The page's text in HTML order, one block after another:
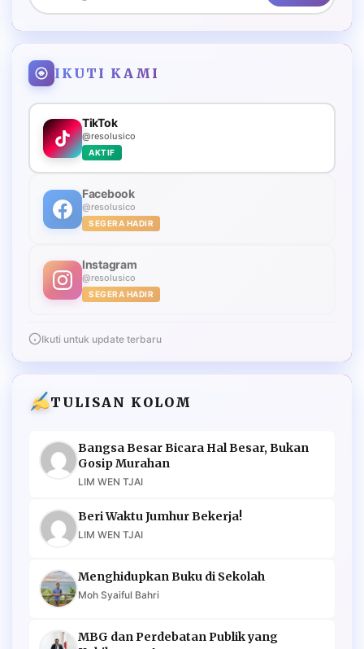
IKUTI KAMI
TikTok
@resolusico
AKTIF
Facebook
@resolusico
SEGERA HADIR
Instagram
@resolusico
SEGERA HADIR
Ikuti untuk update terbaru
TULISAN KOLOM
Bangsa Besar Bicara Hal Besar, Bukan
Gosip Murahan
LIM WEN TJAI
Beri Waktu Jumhur Bekerja!
LIM WEN TJAI
Menghidupkan Buku di Sekolah
Moh Syaiful Bahri
MBG dan Perdebatan Publik yang